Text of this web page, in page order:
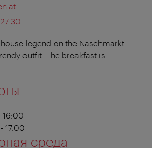
30
legend on the Naschmarkt
outfit. The breakfast is
16:00
17:00
среда